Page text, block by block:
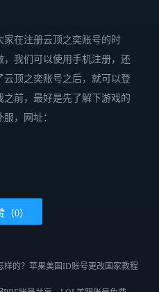
在注册云顶之奕账号的时
我们可以使用手机注册，还
云顶之奕账号之后，就可以登
前，最好是先了解下游戏的
，网址：
（0）
样的？苹果美国ID账号更改国家教程